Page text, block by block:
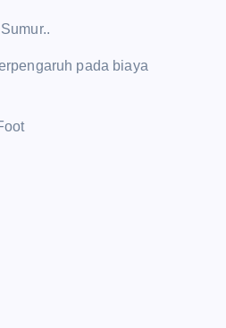
pada biaya